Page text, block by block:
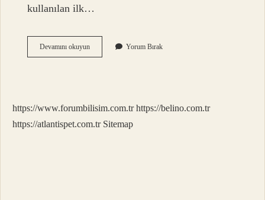
kullanılan ilk…
Devamını okuyunKomut
Nasıl
Yorum Bırak
https://www.forumbilisim.com.tr https://belino.com.tr
https://atlantispet.com.tr Sitemap